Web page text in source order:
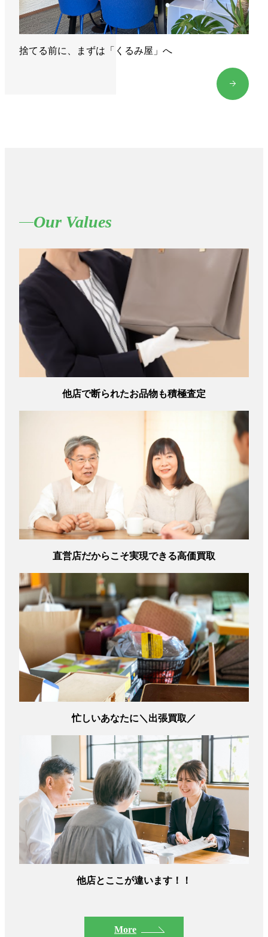
捨てる前に、まずは「くるみ屋」へ
Our Values
他店で断られたお品物も積極査定
直営店だからこそ実現できる高価買取
忙しいあなたに＼出張買取／
他店とここが違います！！
More